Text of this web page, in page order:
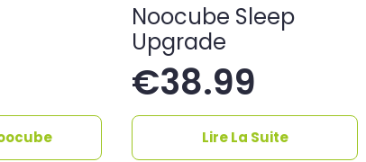
Noocube Sleep
Upgrade
€38.99
Lire La Suite